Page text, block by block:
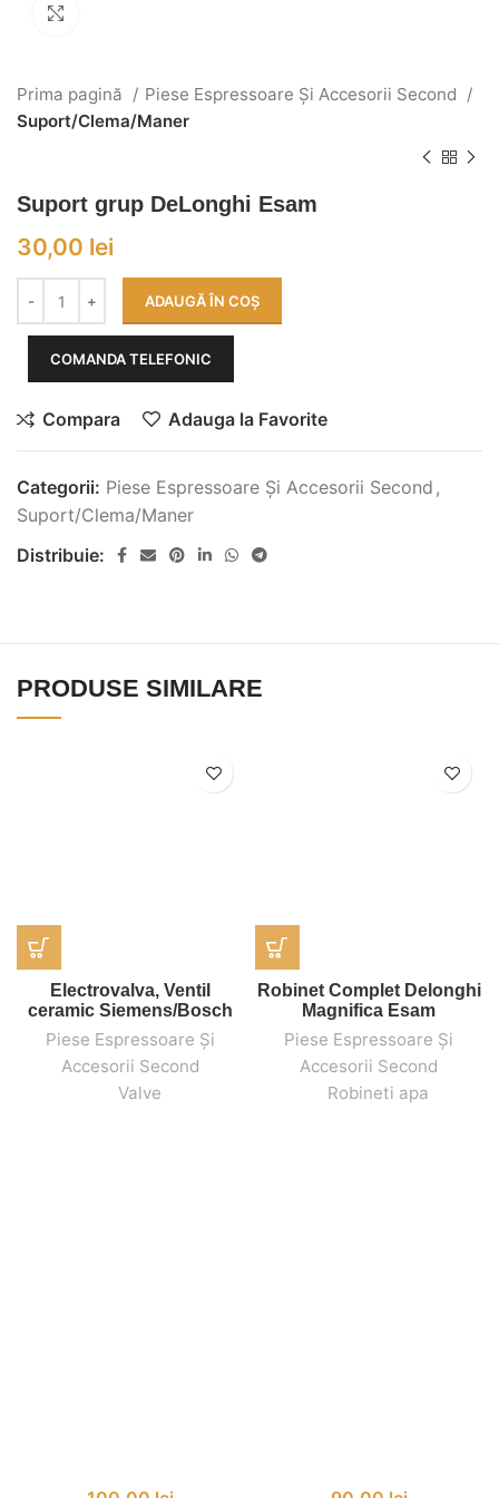
Prima pagină
Piese Espressoare Și Accesorii Second
Suport/Clema/Maner
Suport grup DeLonghi Esam
30,00 lei
ADAUGĂ ÎN COȘ
COMANDA TELEFONIC
Compara Adauga la Favorite
Categorii: Piese Espressoare Și Accesorii Second ,
Suport/Clema/Maner
Distribuie:
PRODUSE SIMILARE
Electrovalva, Ventil
ceramic Siemens/Bosch
Piese Espressoare Și
Accesorii Second
Valve
Robinet Complet Delonghi
Magnifica Esam
Piese Espressoare Și
Accesorii Second
Robineti apa